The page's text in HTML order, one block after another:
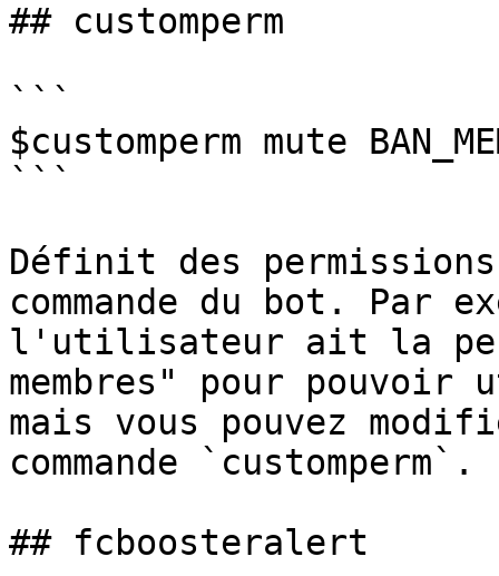
## customperm
```
$customperm mute
```
Définit des
commande du bot. Par
l'utilisateur ait la
membres" pour
mais vous pouvez
commande `customperm`.
## fcboosteralert